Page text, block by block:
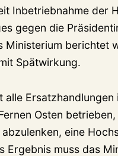
Inbetriebnahme der
gegen die
Ministerium berichtet
Spätwirkung.
alle Ersatzhandlungen
Osten
eine
Ergebnis muss das